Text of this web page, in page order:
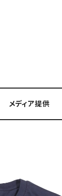
メディア提供